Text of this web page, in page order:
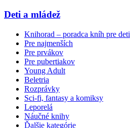
Deti a mládež
Knihorad – poradca kníh pre deti
Pre najmenších
Pre prvákov
Pre pubertiakov
Young Adult
Beletria
Rozprávky
Sci-fi, fantasy a komiksy
Leporelá
Náučné knihy
Ďalšie kategórie